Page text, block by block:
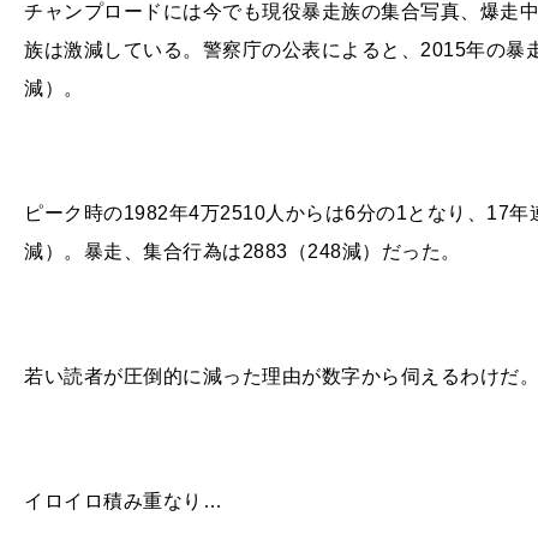
チャンプロードには今でも現役暴走族の集合写真、爆走
族は激減している。警察庁の公表によると、2015年の
減）。
ピーク時の1982年4万2510人からは6分の1となり、17
減）。暴走、集合行為は2883（248減）だった。
若い読者が圧倒的に減った理由が数字から伺えるわけだ。
イロイロ積み重なり…